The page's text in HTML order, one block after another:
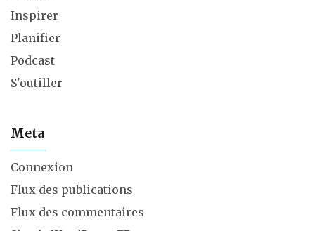
Inspirer
Planifier
Podcast
S'outiller
Meta
Connexion
Flux des publications
Flux des commentaires